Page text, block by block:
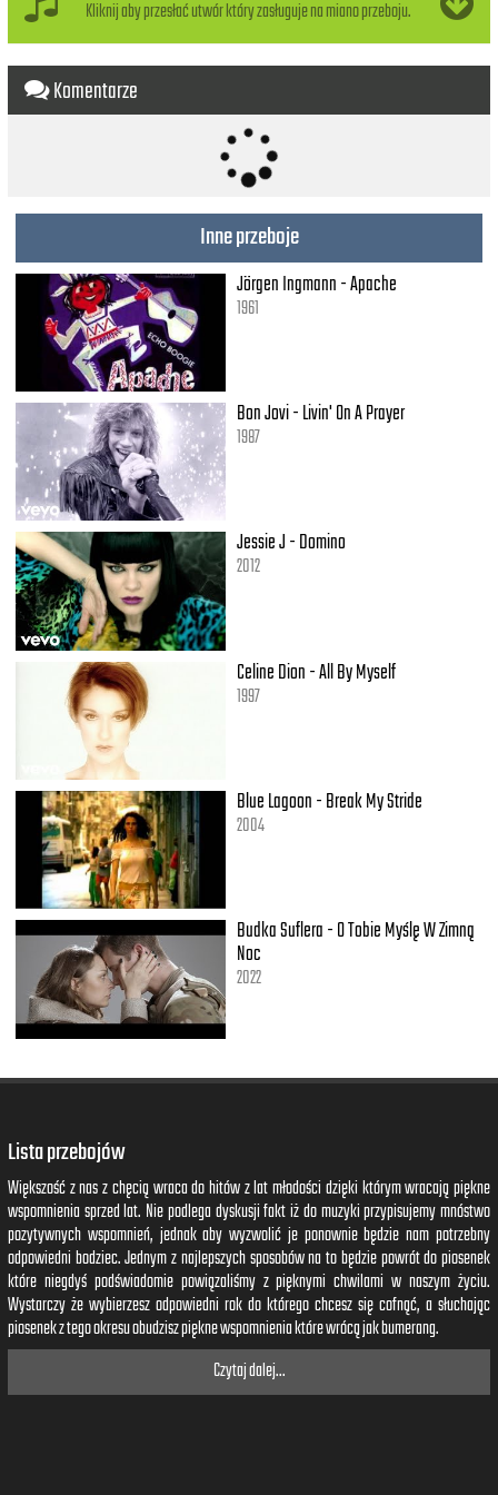
No I, I don't mind
Oh I, I don't mind
No I, I don't mind
So take, take me home
Take, take me home
Take, take me home, oh lord
Well I've been a prisoner all my life
And I can say to you
But I don't remember
Take, take me home...
Kliknij aby przesłać utwór który zasługuje na miano przeboju.
Komentarze
Inne przeboje
Jörgen Ingmann - Apache
1961
Bon Jovi - Livin' On A Prayer
1987
Jessie J - Domino
2012
Celine Dion - All By Myself
1997
Blue Lagoon - Break My Stride
2004
Budka Suflera - O Tobie Myślę W Zimną
Noc
2022
Lista przebojów
Większość z nas z chęcią wraca do hitów z lat młodości dzięki którym wracają piękne
wspomnienia sprzed lat. Nie podlega dyskusji fakt iż do muzyki przypisujemy mnóstwo
pozytywnych wspomnień, jednak aby wyzwolić je ponownie będzie nam potrzebny
odpowiedni bodziec. Jednym z najlepszych sposobów na to będzie powrót do piosenek
które niegdyś podświadomie powiązaliśmy z pięknymi chwilami w naszym życiu.
Wystarczy że wybierzesz odpowiedni rok do którego chcesz się cofnąć, a słuchając
piosenek z tego okresu obudzisz piękne wspomnienia które wrócą jak bumerang.
Czytaj dalej...